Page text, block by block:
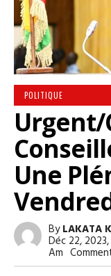
POLITIQUE
Urgent/
Une
ByLAKATA
Déc 22,
Am